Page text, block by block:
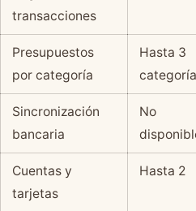
transacciones
Presupuestos
por categoría
Hasta 3
Sincronización
bancaria
No
Cuentas y
tarjetas
Hasta 2